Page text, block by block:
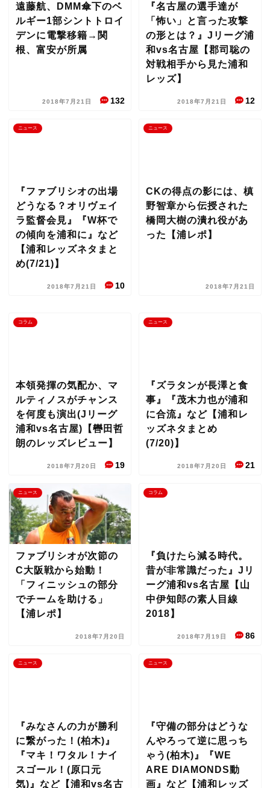
遠藤航、DMM傘下のベ
ルギー1部シントトロイ
デンに電撃移籍→関
根、富安が所属
2018年7月21日 132
『名古屋の選手達が
「怖い」と言った攻撃
の形とは？』Jリーグ浦
和vs名古屋【郡司聡の
対戦相手から見た浦和
レッズ】
2018年7月21日 12
ニュース
『ファブリシオの出場
どうなる？オリヴェイ
ラ監督会見』『W杯で
の傾向を浦和に』など
【浦和レッズネタまと
め(7/21)】
2018年7月21日 10
ニュース
CKの得点の影には、槙
野智章から伝授された
橋岡大樹の潰れ役があ
った【浦レポ】
2018年7月21日
コラム
本領発揮の気配か、マ
ルティノスがチャンス
を何度も演出(Jリーグ
浦和vs名古屋)【轡田哲
朗のレッズレビュー】
2018年7月20日 19
ニュース
『ズラタンが長澤と食
事』『茂木力也が浦和
に合流』など【浦和レ
ッズネタまとめ
(7/20)】
2018年7月20日 21
ニュース
ファブリシオが次節の
C大阪戦から始動！
「フィニッシュの部分
でチームを助ける」
【浦レポ】
2018年7月20日
コラム
『負けたら減る時代。
昔が非常識だった』Jリ
ーグ浦和vs名古屋【山
中伊知郎の素人目線
2018】
2018年7月19日 86
ニュース
『みなさんの力が勝利
に繋がった！(柏木)』
『マキ！ワタル！ナイ
スゴール！(原口元
気)』など【浦和vs名古
ニュース
『守備の部分はどうな
んやろって逆に思っち
ゃう(柏木)』『WE
ARE DIAMONDS動
画』など【浦和レッズ